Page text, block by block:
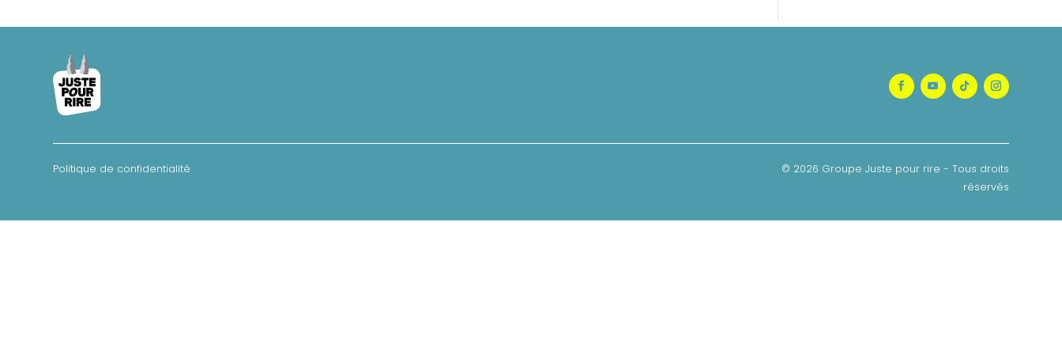
Politique de confidentialité
© 2026 Groupe Juste pour rire - Tous droits
réservés